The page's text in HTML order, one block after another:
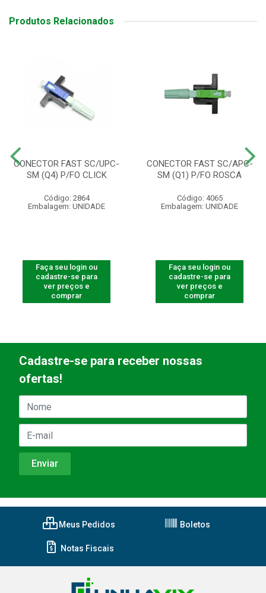
Produtos Relacionados
CONECTOR FAST SC/UPC-
SM (Q4) P/FO CLICK
Código: 2864
Embalagem: UNIDADE
Faça seu login ou
cadastre-se para
ver preços e
comprar
CONECTOR FAST SC/APC-
SM (Q1) P/FO ROSCA
Código: 4065
Embalagem: UNIDADE
Faça seu login ou
cadastre-se para
ver preços e
comprar
Cadastre-se para receber nossas
ofertas!
Meus Pedidos Boletos
Notas Fiscais